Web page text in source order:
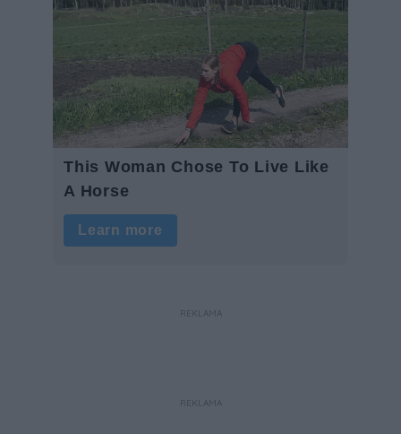
REKLAMA
REKLAMA